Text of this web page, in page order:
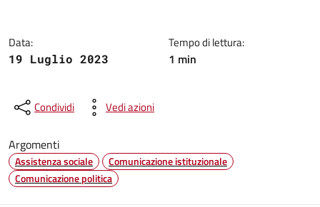
Data:
19 Luglio 2023
Tempo di lettura:
1 min
Condividi Vedi azioni
Argomenti
Assistenza sociale
Comunicazione istituzionale
Comunicazione politica